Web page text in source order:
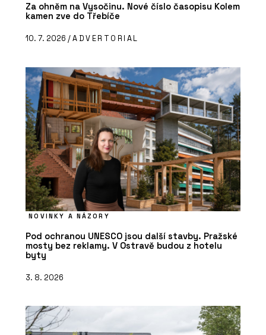
Za ohněm na Vysočinu. Nové číslo časopisu Kolem
kamen zve do Třebíče
10. 7. 2026 /ADVERTORIAL
NOVINKY A NÁZORY
Pod ochranou UNESCO jsou další stavby. Pražské
mosty bez reklamy. V Ostravě budou z hotelu
byty
3. 8. 2026